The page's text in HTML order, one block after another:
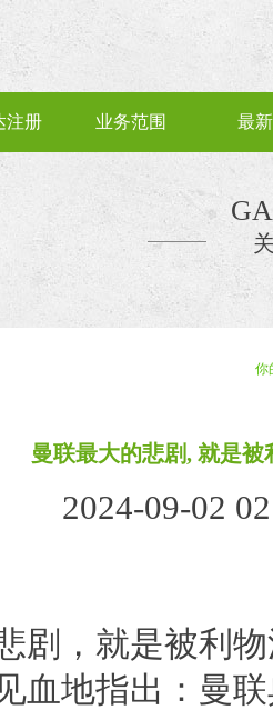
注册 业务范围 最
你
曼联最大的悲剧, 就是
2024-09-02
剧，就是被利
血地指出：曼